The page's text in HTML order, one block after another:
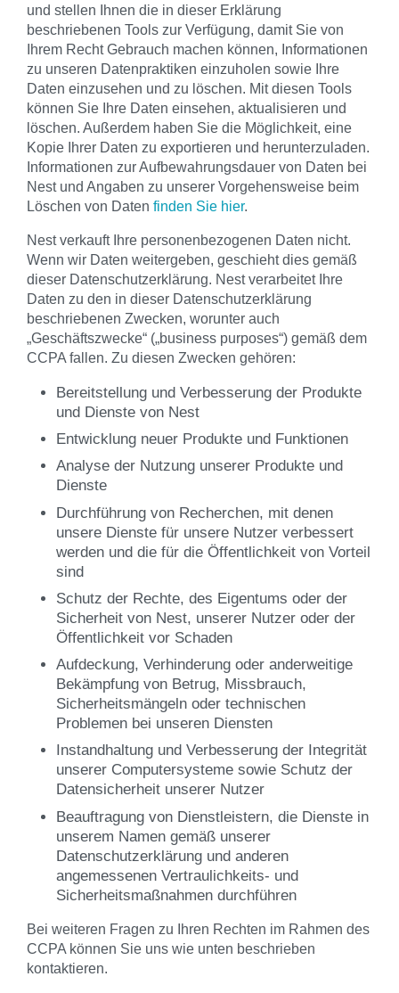
und stellen Ihnen die in dieser Erklärung
beschriebenen Tools zur Verfügung, damit Sie von
Ihrem Recht Gebrauch machen können, Informationen
zu unseren Datenpraktiken einzuholen sowie Ihre
Daten einzusehen und zu löschen. Mit diesen Tools
können Sie Ihre Daten einsehen, aktualisieren und
löschen. Außerdem haben Sie die Möglichkeit, eine
Kopie Ihrer Daten zu exportieren und herunterzuladen.
Informationen zur Aufbewahrungsdauer von Daten bei
Nest und Angaben zu unserer Vorgehensweise beim
Löschen von Daten finden Sie hier.
Nest verkauft Ihre personenbezogenen Daten nicht.
Wenn wir Daten weitergeben, geschieht dies gemäß
dieser Datenschutzerklärung. Nest verarbeitet Ihre
Daten zu den in dieser Datenschutzerklärung
beschriebenen Zwecken, worunter auch
„Geschäftszwecke“ („business purposes“) gemäß dem
CCPA fallen. Zu diesen Zwecken gehören:
Bereitstellung und Verbesserung der Produkte
und Dienste von Nest
Entwicklung neuer Produkte und Funktionen
Analyse der Nutzung unserer Produkte und
Dienste
Durchführung von Recherchen, mit denen
unsere Dienste für unsere Nutzer verbessert
werden und die für die Öffentlichkeit von Vorteil
sind
Schutz der Rechte, des Eigentums oder der
Sicherheit von Nest, unserer Nutzer oder der
Öffentlichkeit vor Schaden
Aufdeckung, Verhinderung oder anderweitige
Bekämpfung von Betrug, Missbrauch,
Sicherheitsmängeln oder technischen
Problemen bei unseren Diensten
Instandhaltung und Verbesserung der Integrität
unserer Computersysteme sowie Schutz der
Datensicherheit unserer Nutzer
Beauftragung von Dienstleistern, die Dienste in
unserem Namen gemäß unserer
Datenschutzerklärung und anderen
angemessenen Vertraulichkeits- und
Sicherheitsmaßnahmen durchführen
Bei weiteren Fragen zu Ihren Rechten im Rahmen des
CCPA können Sie uns wie unten beschrieben
kontaktieren.